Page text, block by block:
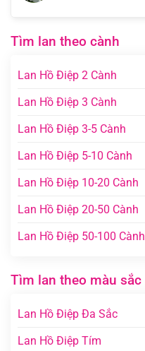
Tìm lan theo cành
Lan Hồ Điệp 2 Cành
Lan Hồ Điệp 3 Cành
Lan Hồ Điệp 3-5 Cành
Lan Hồ Điệp 5-10 Cành
Lan Hồ Điệp 10-20 Cành
Lan Hồ Điệp 20-50 Cành
Lan Hồ Điệp 50-100 Cành
Tìm lan theo màu sắc
Lan Hồ Điệp Đa Sắc
Lan Hồ Điệp Tím